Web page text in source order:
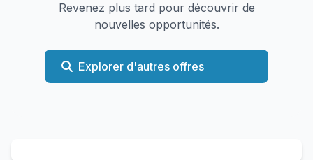
Revenez plus tard pour découvrir de
nouvelles opportunités.
Explorer d'autres offres